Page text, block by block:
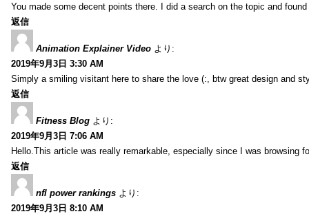
You made some decent points there. I did a search on the topic and
返信
Animation Explainer Video より:
2019年9月3日 3:30 AM
Simply a smiling visitant here to share the love (:, btw great design and
返信
Fitness Blog より:
2019年9月3日 7:06 AM
Hello.This article was really remarkable, especially since I was browsing
返信
nfl power rankings より:
2019年9月3日 8:10 AM